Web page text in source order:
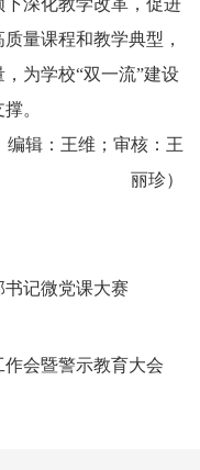
量课程和教学典型，
为学校“双一流”建设
。
编辑：王维；审核：王
丽珍）
记微党课大赛
会暨警示教育大会